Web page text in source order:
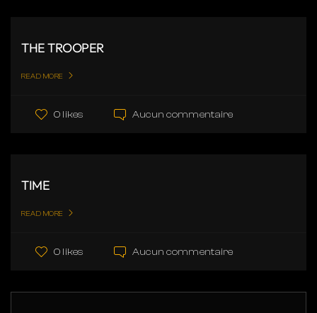
THE TROOPER
READ MORE
0 likes Aucun commentaire
TIME
READ MORE
0 likes Aucun commentaire